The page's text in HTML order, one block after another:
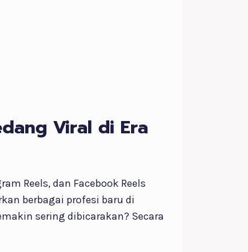
Viral di Era
Reels, dan Facebook Reels
berbagai profesi baru di
sering dibicarakan? Secara